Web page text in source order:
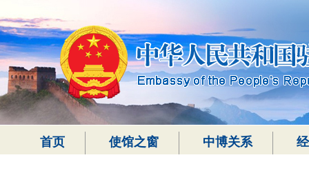
首页 使馆之窗 中博关系